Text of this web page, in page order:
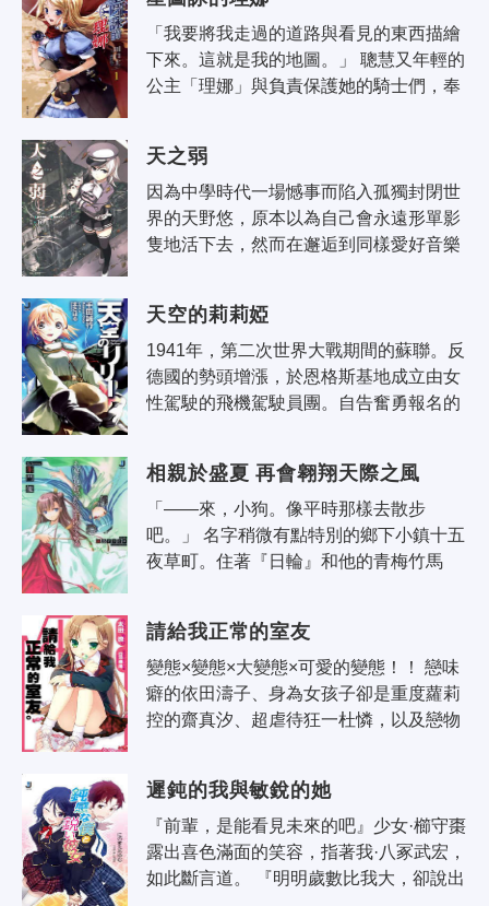
「我要將我走過的道路與看見的東西描繪
下來。這就是我的地圖。」 聰慧又年輕的
公主「理娜」與負責保護她的騎士們，奉
天之弱
因為中學時代一場憾事而陷入孤獨封閉世
界的天野悠，原本以為自己會永遠形單影
隻地活下去，然而在邂逅到同樣愛好音樂
天空的莉莉婭
1941年，第二次世界大戰期間的蘇聯。反
德國的勢頭增漲，於恩格斯基地成立由女
性駕駛的飛機駕駛員團。自告奮勇報名的
相親於盛夏 再會翱翔天際之風
「——來，小狗。像平時那樣去散步
吧。」 名字稍微有點特別的鄉下小鎮十五
夜草町。住著『日輪』和他的青梅竹馬
遠的神社..
請給我正常的室友
變態×變態×大變態×可愛的變態！！ 戀味
癖的依田濤子、身為女孩子卻是重度蘿莉
控的齋真汐、超虐待狂一杜憐，以及戀物
遲鈍的我與敏銳的她
『前輩，是能看見未來的吧』少女·櫛守棗
露出喜色滿面的笑容，指著我·八冢武宏，
如此斷言道。 『明明歲數比我大，卻說出